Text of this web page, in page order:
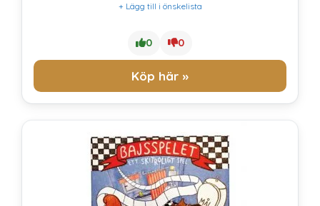
+ Lägg till i önskelista
0 0
Köp här »